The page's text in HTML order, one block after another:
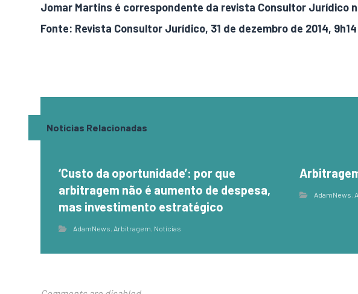
Jomar Martins é correspondente da revista Consultor Jurídico
Fonte: Revista Consultor Jurídico, 31 de dezembro de 2014, 9h14
Notícias Relacionadas
‘Custo da oportunidade’: por que
arbitragem não é aumento de despesa,
mas investimento estratégico
AdamNews, Arbitragem, Notícias
AdamNews,